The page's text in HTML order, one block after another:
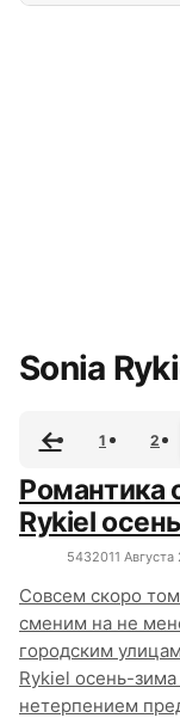
Sonia
1 2
Романтика
Rykiel
5432011 Августа
Совсем скоро
сменим на не
городским
Rykiel осень-
нетерпением